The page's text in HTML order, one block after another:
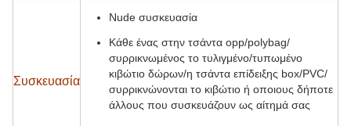
Συσκευασία
Nude συσκευασία
Κάθε ένας στην τσάντα opp/polybag/
συρρικνωμένος το τυλιγμένο/τυπωμένο
κιβώτιο δώρων/η τσάντα επίδειξης box/PVC/
συρρικνώνονται το κιβώτιο ή οποιους δήποτε
άλλους που συσκευάζουν ως αίτημά σας